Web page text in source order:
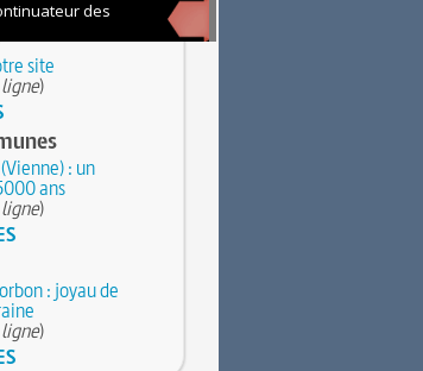
site
)
: un
ans
)
: joyau de
)